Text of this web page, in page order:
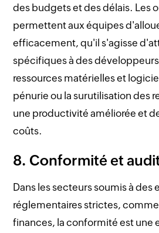
des budgets et des délais. Les
permettent aux équipes
efficacement, qu'il s'agisse
spécifiques à des
ressources matérielles et
pénurie ou la surutilisation des
une productivité améliorée et
coûts.
8. Conformité et
Dans les secteurs soumis à des
réglementaires strictes, comme
finances, la conformité est une